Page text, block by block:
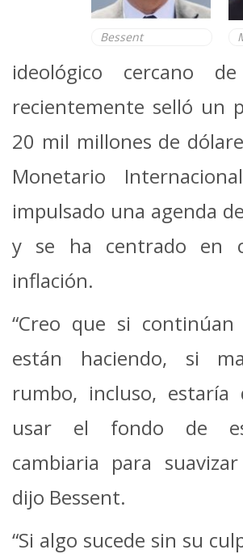
Bessent
ideológico cercano
recientemente selló un
20 mil millones de
Monetario
impulsado una agenda
y se ha centrado en
inflación.
“Creo que si
están haciendo, si
rumbo, incluso, estaría
usar el fondo de
cambiaria para
dijo Bessent.
“Si algo sucede sin su